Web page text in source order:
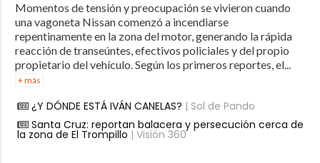
Momentos de tensión y preocupación se vivieron cuando
una vagoneta Nissan comenzó a incendiarse
repentinamente en la zona del motor, generando la rápida
reacción de transeúntes, efectivos policiales y del propio
propietario del vehículo. Según los primeros reportes, el...
+ más
¿Y DÓNDE ESTÁ IVÁN CANELAS? | Sol de Pando
Santa Cruz: reportan balacera y persecución cerca de
la zona de El Trompillo | Visión 360